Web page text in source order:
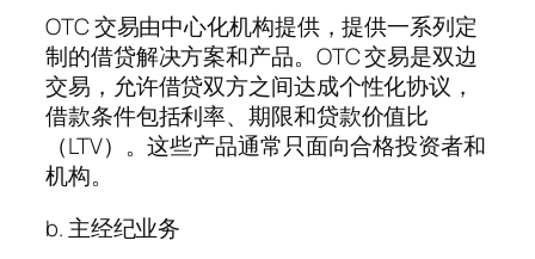
OTC 交易由中心化机构提供，提供一系列定
制的借贷解决方案和产品。OTC 交易是双边
交易，允许借贷双方之间达成个性化协议，
借款条件包括利率、期限和贷款价值比
（LTV）。这些产品通常只面向合格投资者和
机构。
b. 主经纪业务